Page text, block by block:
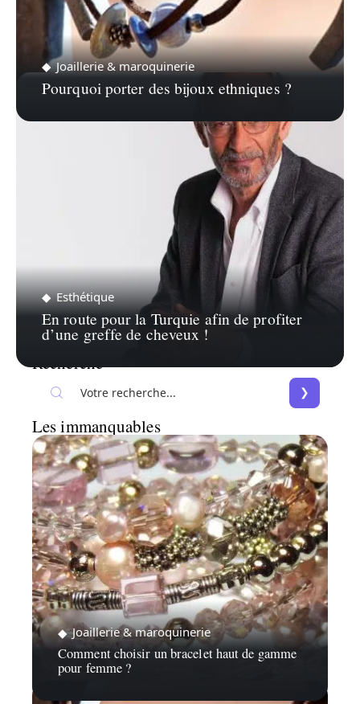
Joaillerie & maroquinerie
Pourquoi porter des bijoux ethniques ?
Esthétique
En route pour la Turquie afin de profiter
d’une greffe de cheveux !
Recherche
Les immanquables
Joaillerie & maroquinerie
Comment choisir un bracelet haut de gamme
pour femme ?